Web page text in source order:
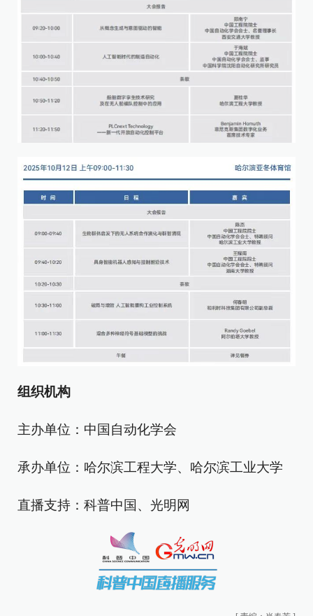
组织机构
主办单位：中国自动化学会
承办单位：哈尔滨工程大学、哈尔滨工业大学
直播支持：科普中国、光明网